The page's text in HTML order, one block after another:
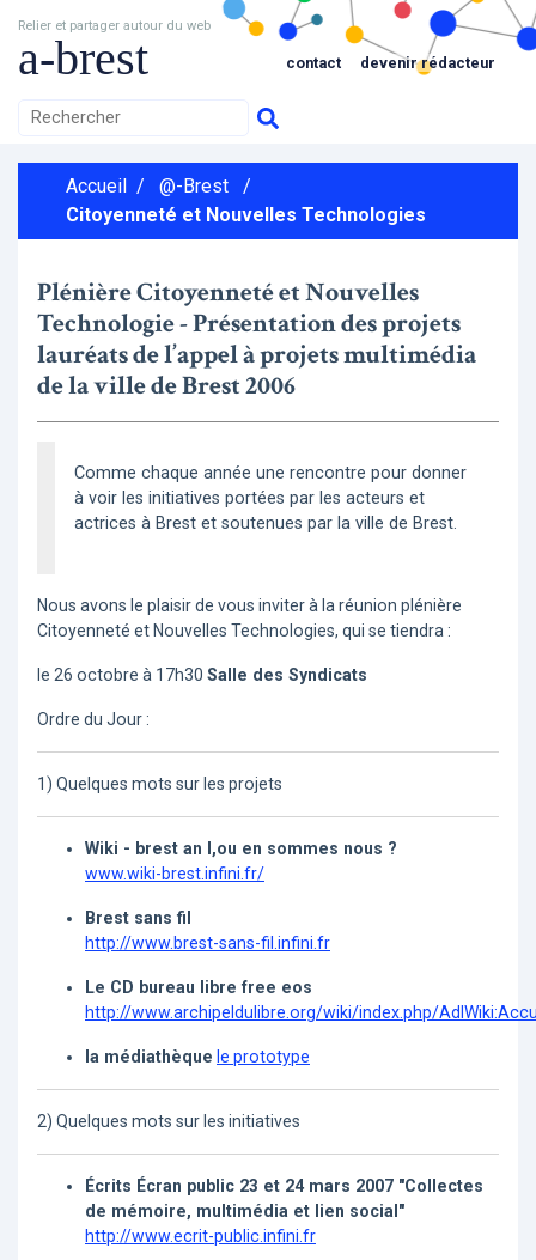
Relier et partager autour du web
a-brest contact devenir rédacteur
Accueil / @-Brest
/
Citoyenneté et Nouvelles Technologies
Plénière Citoyenneté et Nouvelles
Technologie - Présentation des projets
lauréats de l’appel à projets multimédia
de la ville de Brest 2006
Comme chaque année une rencontre pour donner
à voir les initiatives portées par les acteurs et
actrices à Brest et soutenues par la ville de Brest.
Nous avons le plaisir de vous inviter à la réunion plénière
Citoyenneté et Nouvelles Technologies, qui se tiendra :
le 26 octobre à 17h30 Salle des Syndicats
Ordre du Jour :
1) Quelques mots sur les projets
Wiki - brest an I,ou en sommes nous ?
www.wiki-brest.infini.fr/
Brest sans fil
http://www.brest-sans-fil.infini.fr
Le CD bureau libre free eos
http://www.archipeldulibre.org/wiki/index.php/
la médiathèque le prototype
2) Quelques mots sur les initiatives
Écrits Écran public 23 et 24 mars 2007 "Collectes
de mémoire, multimédia et lien social"
http://www.ecrit-public.infini.fr